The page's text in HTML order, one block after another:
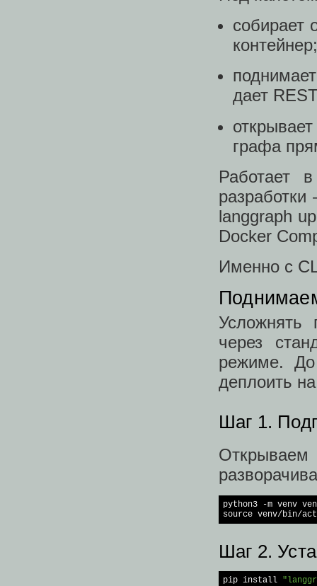
собирает
контейнер;
дает
графа
Работает
langgraph
Docker
Именно с
через
режиме.
деплоить
Шаг 1.
Открываем
source venv/bin/
Шаг 2.
pip install